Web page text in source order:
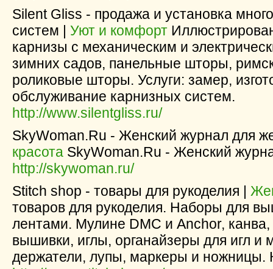
Silent Gliss - продажа и установка
систем | Уют и комфорт
карнизы с механическим и
зимних садов, панельные шторы,
роликовые шторы. Услуги: замер,
обслуживание карнизных систем.
http://www.silentgliss.ru/
SkyWoman.Ru - Женский журнал для
красота SkyWoman.Ru - Женский
http://skywoman.ru/
Stitch shop - товары для рукоделия |
товаров для рукоделия. Наборы для
лентами. Мулине DMC и Anchor, канва,
вышивки, иглы, органайзеры для игл
держатели, лупы, маркеры и ножницы.